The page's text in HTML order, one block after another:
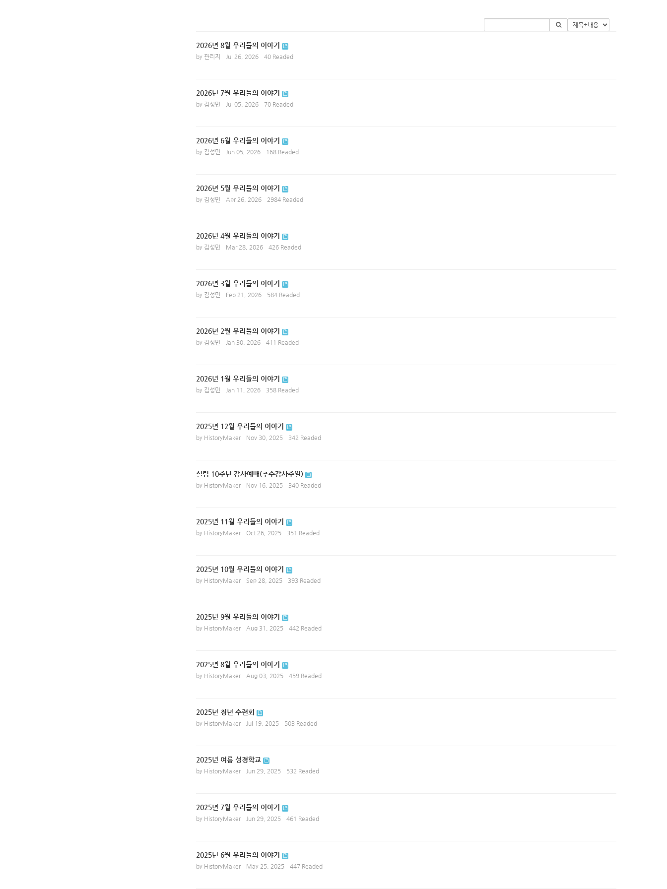
2026년 8월 우리들의 이야기
by 관리지 Jul 26, 2026 40 Readed
2026년 7월 우리들의 이야기
by 김성민 Jul 05, 2026 70 Readed
2026년 6월 우리들의 이야기
by 김성민 Jun 05, 2026 168 Readed
2026년 5월 우리들의 이야기
by 김성민 Apr 26, 2026 2984 Readed
2026년 4월 우리들의 이야기
by 김성민 Mar 28, 2026 426 Readed
2026년 3월 우리들의 이야기
by 김성민 Feb 21, 2026 584 Readed
2026년 2월 우리들의 이야기
by 김성민 Jan 30, 2026 411 Readed
2026년 1월 우리들의 이야기
by 김성민 Jan 11, 2026 358 Readed
2025년 12월 우리들의 이야기
by HistoryMaker Nov 30, 2025 342 Readed
설립 10주년 감사예배(추수감사주일)
by HistoryMaker Nov 16, 2025 340 Readed
2025년 11월 우리들의 이야기
by HistoryMaker Oct 26, 2025 351 Readed
2025년 10월 우리들의 이야기
by HistoryMaker Sep 28, 2025 393 Readed
2025년 9월 우리들의 이야기
by HistoryMaker Aug 31, 2025 442 Readed
2025년 8월 우리들의 이야기
by HistoryMaker Aug 03, 2025 459 Readed
2025년 청년 수련회
by HistoryMaker Jul 19, 2025 503 Readed
2025년 여름 성경학교
by HistoryMaker Jun 29, 2025 532 Readed
2025년 7월 우리들의 이야기
by HistoryMaker Jun 29, 2025 461 Readed
2025년 6월 우리들의 이야기
by HistoryMaker May 25, 2025 447 Readed